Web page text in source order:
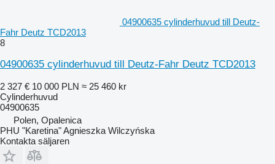
04900635 cylinderhuvud till Deutz-
Fahr Deutz TCD2013
8
04900635 cylinderhuvud till Deutz-Fahr Deutz TCD2013
2 327 € 10 000 PLN ≈ 25 460 kr
Cylinderhuvud
04900635
Polen, Opalenica
PHU "Karetina" Agnieszka Wilczyńska
Kontakta säljaren